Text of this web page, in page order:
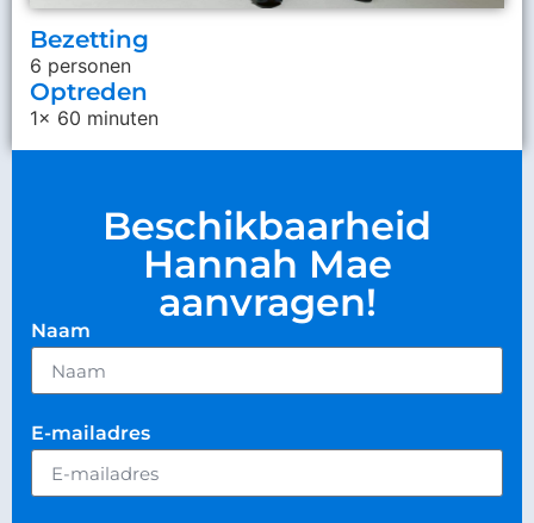
Bezetting
6 personen
Optreden
1x 60 minuten
Beschikbaarheid
Hannah Mae
aanvragen!
Naam
E-mailadres